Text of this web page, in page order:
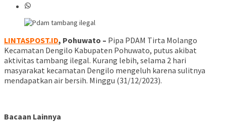
LINTASPOST.ID, Pohuwato – Pipa PDAM Tirta Molango
Kecamatan Dengilo Kabupaten Pohuwato, putus akibat
aktivitas tambang ilegal. Kurang lebih, selama 2 hari
masyarakat kecamatan Dengilo mengeluh karena sulitnya
mendapatkan air bersih. Minggu (31/12/2023).
Bacaan Lainnya